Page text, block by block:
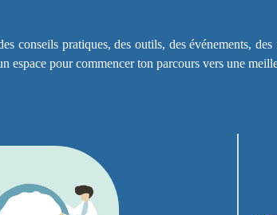
conseils pratiques, des outils, des événements,
espace pour commencer ton parcours vers une